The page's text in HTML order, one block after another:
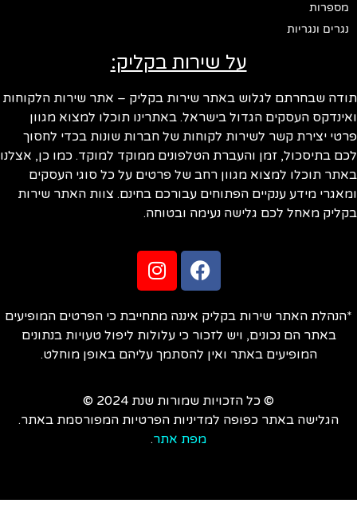
מספרות
נגרים ונגריות
על שירות בקליק:
שבחרתם לגלוש באתר שירות בקליק – אתר שירות הלקוחות
העסקים הגדול בישראל. באתרינו תוכלו למצוא מגוון
יצירת קשר לשירות לקוחות של חברות שונות בכדי לחסוך
בתיסכול, זמן והעברת הטלפונים ממוקד למוקד. כמו כן, אצלנו
תוכלו למצוא מגוון רחב של פרטים על כל סוגי העסקים
מידע ענקיים הפתוחים עבורכם בחינם. צוות האתר שירות
מאחל לכם גלישה נעימה ובטוחה.
האתר שירות בקליק איננה מתחייבת כי הפרטים המופיעים
באתר הם נכונים, ויש לזכור כי עלולות ליפול טעויות בנתונים
המופיעים באתר ואין להסתמך עליהם באופן מוחלט.
© כל הזכויות שמורות שנת 2024 ©
הגלישה באתר כפופה למדיניות הפרטיות המפורסמת באתר.
מפת אתר.